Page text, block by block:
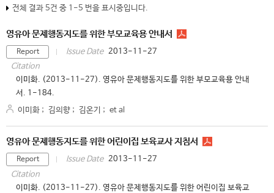
전체 결과 5건 중 1-5 번을 표시중입니다.
영유아 문제행동지도를 위한 부모교육용 안내서
Report Issue Date 2013-11-27
Citation
이미화. (2013-11-27). 영유아 문제행동지도를 위한 부모교육용 안내
서. 1-184.
이미화 ; 김의향 ; 김온기 ; et al
영유아 문제행동지도를 위한 어린이집 보육교사 지침서
Report Issue Date 2013-11-27
Citation
이미화. (2013-11-27). 영유아 문제행동지도를 위한 어린이집 보육교